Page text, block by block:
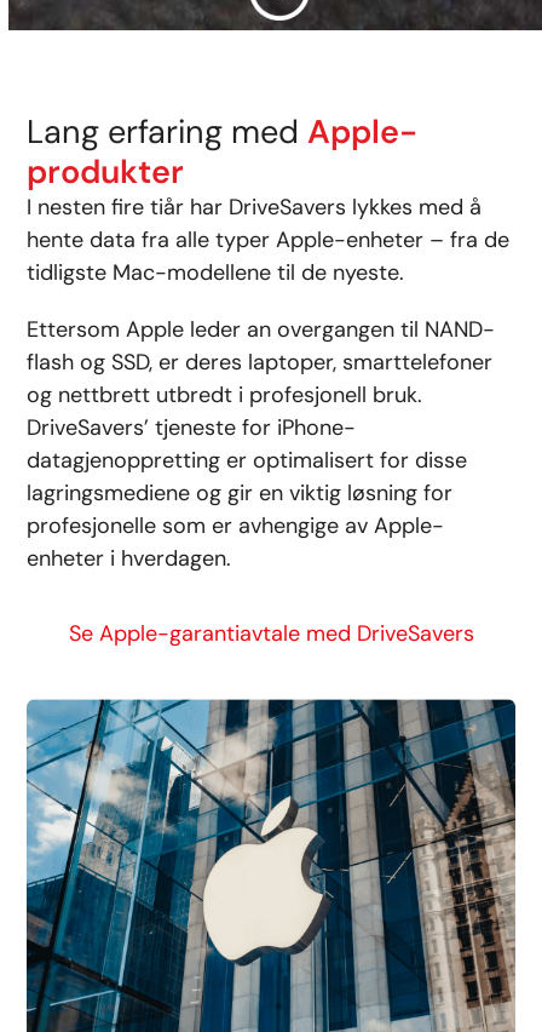
Lang erfaring med Apple-
produkter
I nesten fire tiår har DriveSavers lykkes med å
hente data fra alle typer Apple-enheter – fra de
tidligste Mac-modellene til de nyeste.
Ettersom Apple leder an overgangen til NAND-
flash og SSD, er deres laptoper, smarttelefoner
og nettbrett utbredt i profesjonell bruk.
DriveSavers’ tjeneste for iPhone-
datagjenoppretting er optimalisert for disse
lagringsmediene og gir en viktig løsning for
profesjonelle som er avhengige av Apple-
enheter i hverdagen.
Se Apple-garantiavtale med DriveSavers